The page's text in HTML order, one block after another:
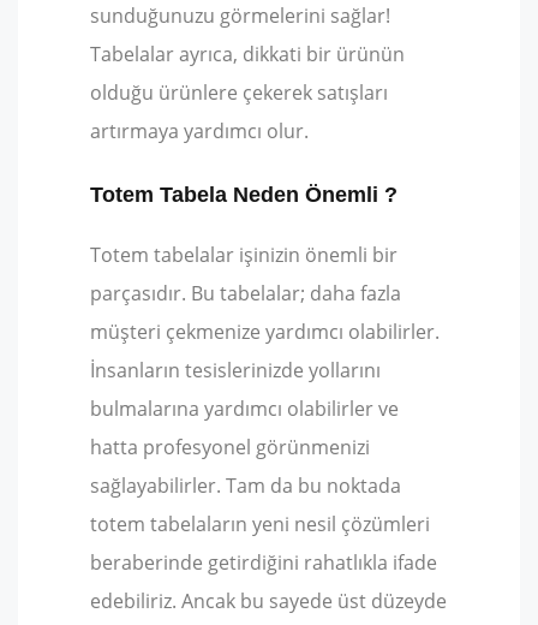
sunduğunuzu görmelerini sağlar!
Tabelalar ayrıca, dikkati bir ürünün
olduğu ürünlere çekerek satışları
artırmaya yardımcı olur.
Totem Tabela Neden Önemli ?
Totem tabelalar işinizin önemli bir
parçasıdır. Bu tabelalar; daha fazla
müşteri çekmenize yardımcı olabilirler.
İnsanların tesislerinizde yollarını
bulmalarına yardımcı olabilirler ve
hatta profesyonel görünmenizi
sağlayabilirler. Tam da bu noktada
totem tabelaların yeni nesil çözümleri
beraberinde getirdiğini rahatlıkla ifade
edebiliriz. Ancak bu sayede üst düzeyde